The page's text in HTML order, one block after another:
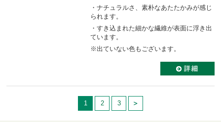
・ナチュラルさ、素朴なあたたかみが感じ
られます。
・すき込まれた細かな繊維が表面に浮き出
ています。
※出ていない色もございます。
1 2 3